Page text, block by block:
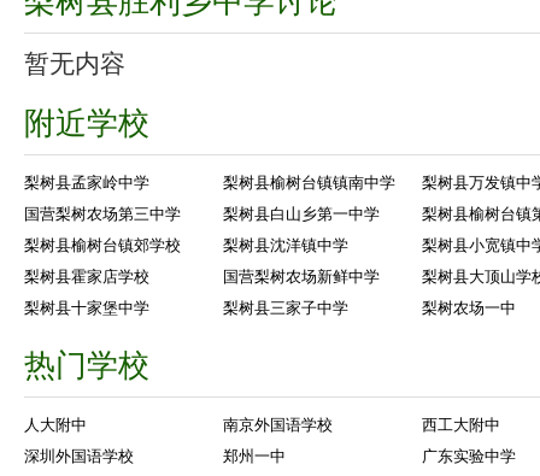
暂无内容
附近学校
梨树县孟家岭中学 梨树县榆树台镇镇南中学
梨树县万发镇中
国营梨树农场第三中学
梨树县白山乡第一中学
梨树县榆树台镇
梨树县榆树台镇郊学校
梨树县沈洋镇中学
梨树县小宽镇中
梨树县霍家店学校
国营梨树农场新鲜中学
梨树县大顶山学
梨树县十家堡中学
梨树县三家子中学 梨树农场一中
热门学校
人大附中 南京外国语学校
西工大附中
深圳外国语学校
郑州一中
广东实验中学